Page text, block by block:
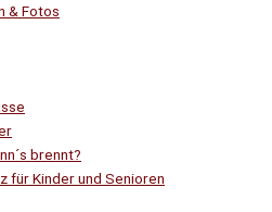
& Fotos
brennt?
für Kinder und Senioren